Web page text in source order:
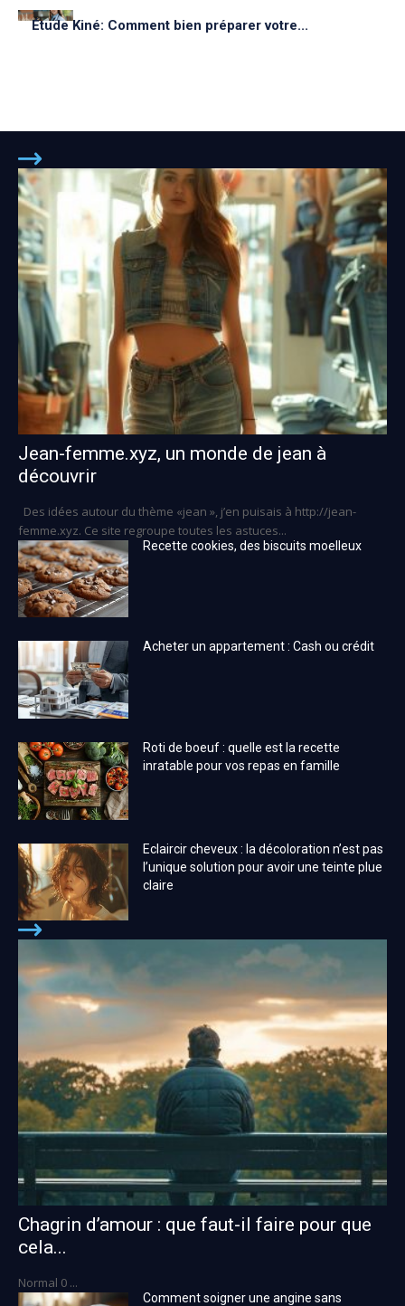
Étude Kiné: Comment bien préparer votre...
Jean-femme.xyz, un monde de jean à
découvrir
Des idées autour du thème «jean », j’en puisais à http://jean-
femme.xyz. Ce site regroupe toutes les astuces...
Recette cookies, des biscuits moelleux
Acheter un appartement : Cash ou crédit
Roti de boeuf : quelle est la recette
inratable pour vos repas en famille
Eclaircir cheveux : la décoloration n’est pas
l’unique solution pour avoir une teinte plue
claire
Chagrin d’amour : que faut-il faire pour que
cela...
Normal 0 ...
Comment soigner une angine sans